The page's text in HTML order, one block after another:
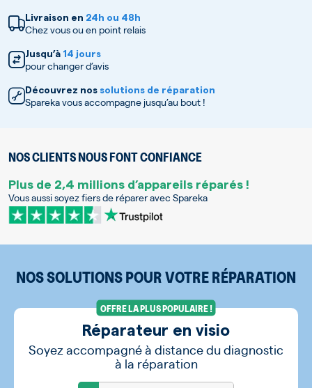
Livraison en 24h ou 48h
Chez vous ou en point relais
Jusqu’à 14 jours
pour changer d’avis
Découvrez nos solutions de réparation
Spareka vous accompagne jusqu’au bout !
NOS CLIENTS NOUS FONT CONFIANCE
Plus de 2,4 millions d’appareils réparés !
Vous aussi soyez fiers de réparer avec Spareka
NOS SOLUTIONS POUR VOTRE RÉPARATION
OFFRE LA PLUS POPULAIRE !
Réparateur en visio
Soyez accompagné à distance du diagnostic
à la réparation